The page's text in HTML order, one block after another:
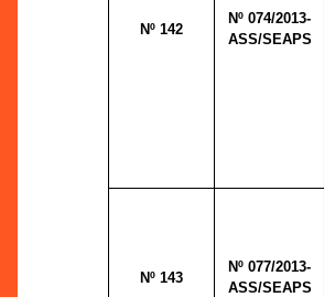
Nº 142
Nº 074/2013-
ASS/SEAPS
Nº 143
Nº 077/2013-
ASS/SEAPS